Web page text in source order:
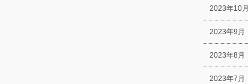
2023年10月
2023年9月
2023年8月
2023年7月